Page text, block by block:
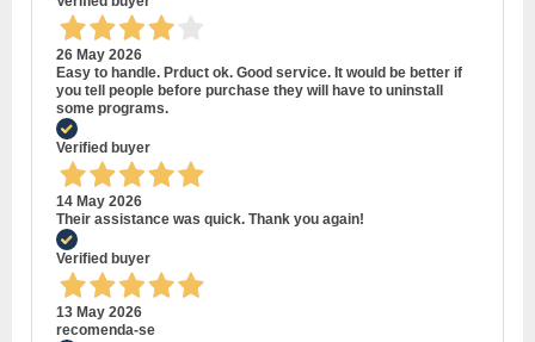
26 May 2026
Easy to handle. Prduct ok. Good service. It would be better if
you tell people before purchase they will have to uninstall
some programs.
Verified buyer
14 May 2026
Their assistance was quick. Thank you again!
Verified buyer
13 May 2026
recomenda-se